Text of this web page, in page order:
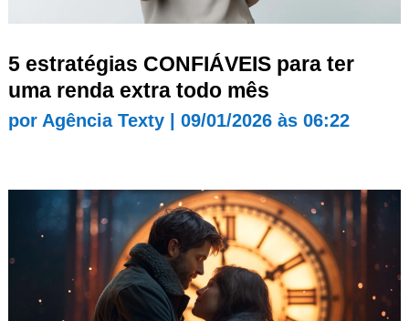
5 estratégias CONFIÁVEIS para ter
uma renda extra todo mês
por Agência Texty| 09/01/2026 às 06:22